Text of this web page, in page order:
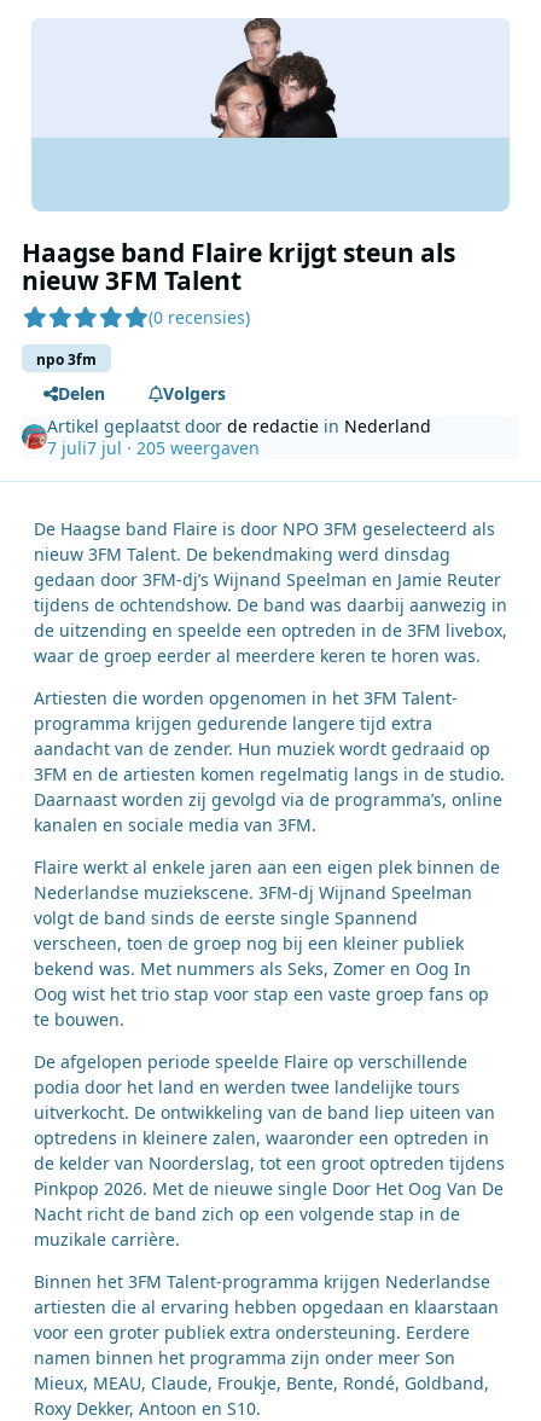
Haagse band Flaire krijgt steun als
nieuw 3FM Talent
(0 recensies)
npo 3fm
Delen
Volgers
Artikel geplaatst doorde redactie in Nederland
7 juli7 jul · 205 weergaven
De Haagse band Flaire is door NPO 3FM geselecteerd als
nieuw 3FM Talent. De bekendmaking werd dinsdag
gedaan door 3FM-dj’s Wijnand Speelman en Jamie Reuter
tijdens de ochtendshow. De band was daarbij aanwezig in
de uitzending en speelde een optreden in de 3FM livebox,
waar de groep eerder al meerdere keren te horen was.
Artiesten die worden opgenomen in het 3FM Talent-
programma krijgen gedurende langere tijd extra
aandacht van de zender. Hun muziek wordt gedraaid op
3FM en de artiesten komen regelmatig langs in de studio.
Daarnaast worden zij gevolgd via de programma’s, online
kanalen en sociale media van 3FM.
Flaire werkt al enkele jaren aan een eigen plek binnen de
Nederlandse muziekscene. 3FM-dj Wijnand Speelman
volgt de band sinds de eerste single Spannend
verscheen, toen de groep nog bij een kleiner publiek
bekend was. Met nummers als Seks, Zomer en Oog In
Oog wist het trio stap voor stap een vaste groep fans op
te bouwen.
De afgelopen periode speelde Flaire op verschillende
podia door het land en werden twee landelijke tours
uitverkocht. De ontwikkeling van de band liep uiteen van
optredens in kleinere zalen, waaronder een optreden in
de kelder van Noorderslag, tot een groot optreden tijdens
Pinkpop 2026. Met de nieuwe single Door Het Oog Van De
Nacht richt de band zich op een volgende stap in de
muzikale carrière.
Binnen het 3FM Talent-programma krijgen Nederlandse
artiesten die al ervaring hebben opgedaan en klaarstaan
voor een groter publiek extra ondersteuning. Eerdere
namen binnen het programma zijn onder meer Son
Mieux, MEAU, Claude, Froukje, Bente, Rondé, Goldband,
Roxy Dekker, Antoon en S10.